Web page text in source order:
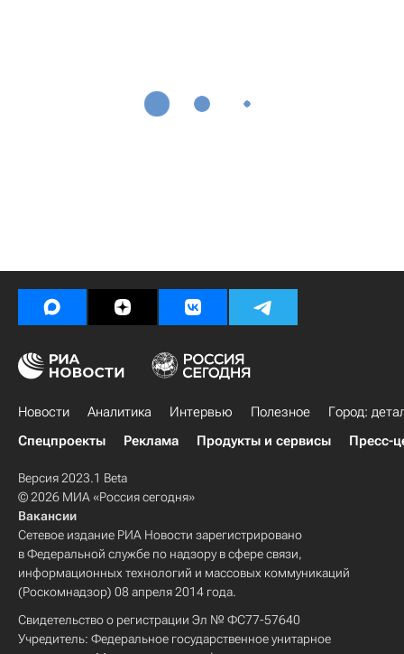
Новости Аналитика Интервью Полезное
Город:
Спецпроекты
Реклама Продукты и сервисы Пресс-
Версия 2023.1 Beta
© 2026 МИА «Россия сегодня»
Вакансии
Сетевое издание РИА Новости зарегистрировано
в Федеральной службе по надзору в сфере связи,
информационных технологий и массовых коммуникаций
(Роскомнадзор) 08 апреля 2014 года.
Свидетельство о регистрации Эл № ФС77-57640
Учредитель: Федеральное государственное унитарное